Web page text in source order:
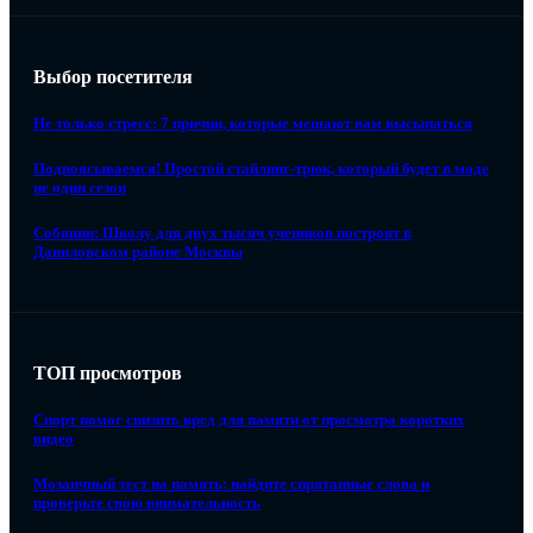
Выбор посетителя
Не только стресс: 7 причин, которые мешают вам высыпаться
Подпоясываемся! Простой стайлинг-трюк, который будет в моде
не один сезон
Собянин: Школу для двух тысяч учеников построят в
Даниловском районе Москвы
ТОП просмотров
Спорт помог снизить вред для памяти от просмотра коротких
видео
Мозаичный тест на память: найдите спрятанные слова и
проверьте свою внимательность